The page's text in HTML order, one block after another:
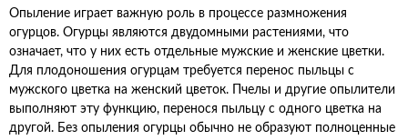
Опыление играет важную роль в процессе размножения
огурцов. Огурцы являются двудомными растениями, что
означает, что у них есть отдельные мужские и женские цветки.
Для плодоношения огурцам требуется перенос пыльцы с
мужского цветка на женский цветок. Пчелы и другие опылители
выполняют эту функцию, перенося пыльцу с одного цветка на
другой. Без опыления огурцы обычно не образуют полноценные